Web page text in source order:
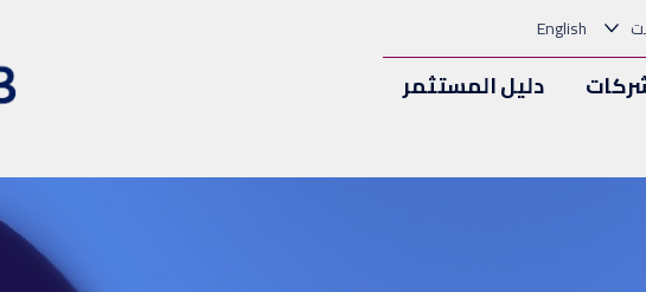
English
دليل المستثمر